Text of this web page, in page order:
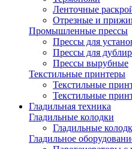
Ленточные
Отрезные и
Промышленные прессы
Прессы для
Прессы для
Прессы вырубные
Текстильные принтеры
Текстильные
Текстильные
Гладильная техника
Гладильные колодки
Гладильные
Гладильное